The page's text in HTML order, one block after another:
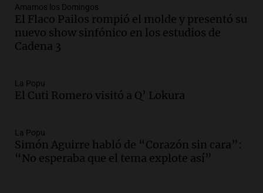
Episodios
Audio.La UNT evalúa apelación ante la
Corte Suprema tras fallo que aparta a
Pagani como rector
Audio.El cardenal Ángel Rossi advirtió
Santa Misa
Episodios
Audio.La Bulaya se prepara para el cierre
Amamos los Domingos
El Flaco Pailos rompió el molde y presentó su
nuevo show sinfónico en los estudios de
Cadena 3
La Popu
El Cuti Romero visitó a Q’ Lokura
La Popu
Simón Aguirre habló de “Corazón sin cara”:
“No esperaba que el tema explote así”